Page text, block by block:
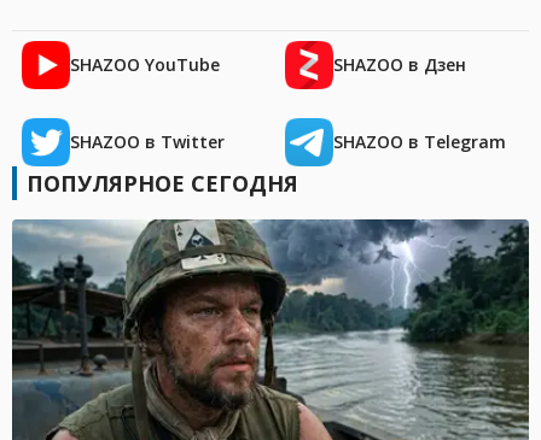
SHAZOO YouTube SHAZOO в Дзен
SHAZOO в Twitter SHAZOO в Telegram
ПОПУЛЯРНОЕ СЕГОДНЯ